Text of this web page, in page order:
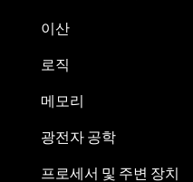
이산
로직
메모리
광전자 공학
프로세서 및 주변 장치